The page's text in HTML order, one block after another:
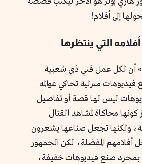
إلى أفلام!
التي ينتظرها
أن لكل عمل فني ذي شعبية
فيديوهات منزلية تحاكي عوالمه
ليس لها قصة أو تفاصيل
كونها محاكاة لمشاهد القتال
ولكنها تجعل صناعها يشعرون
أفلامهم المفضلة، لكن الجمهور
بمجرد صنع فيديوهات خفيفة،